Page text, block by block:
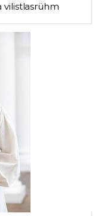
vilistlasrühm